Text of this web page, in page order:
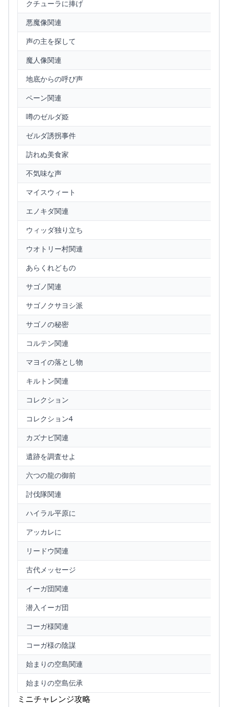
クチューラに捧げ
悪魔像関連
声の主を探して
魔人像関連
地底からの呼び声
ペーン関連
噂のゼルダ姫
ゼルダ誘拐事件
訪れぬ美食家
不気味な声
マイスウィート
エノキダ関連
ウィッダ独り立ち
ウオトリー村関連
あらくれどもの
サゴノ関連
サゴノクサヨシ派
サゴノの秘密
コルテン関連
マヨイの落とし物
キルトン関連
コレクション
コレクション4
カズナビ関連
遺跡を調査せよ
六つの龍の御前
討伐隊関連
ハイラル平原に
アッカレに
リードウ関連
古代メッセージ
イーガ団関連
潜入イーガ団
コーガ様関連
コーガ様の陰謀
始まりの空島関連
始まりの空島伝承
ミニチャレンジ攻略